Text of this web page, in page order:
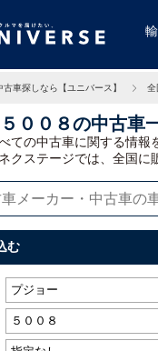
車探しなら【ユニバース】 全
００８の中古車
ての中古車に関する情報
クステージでは、全国に
む